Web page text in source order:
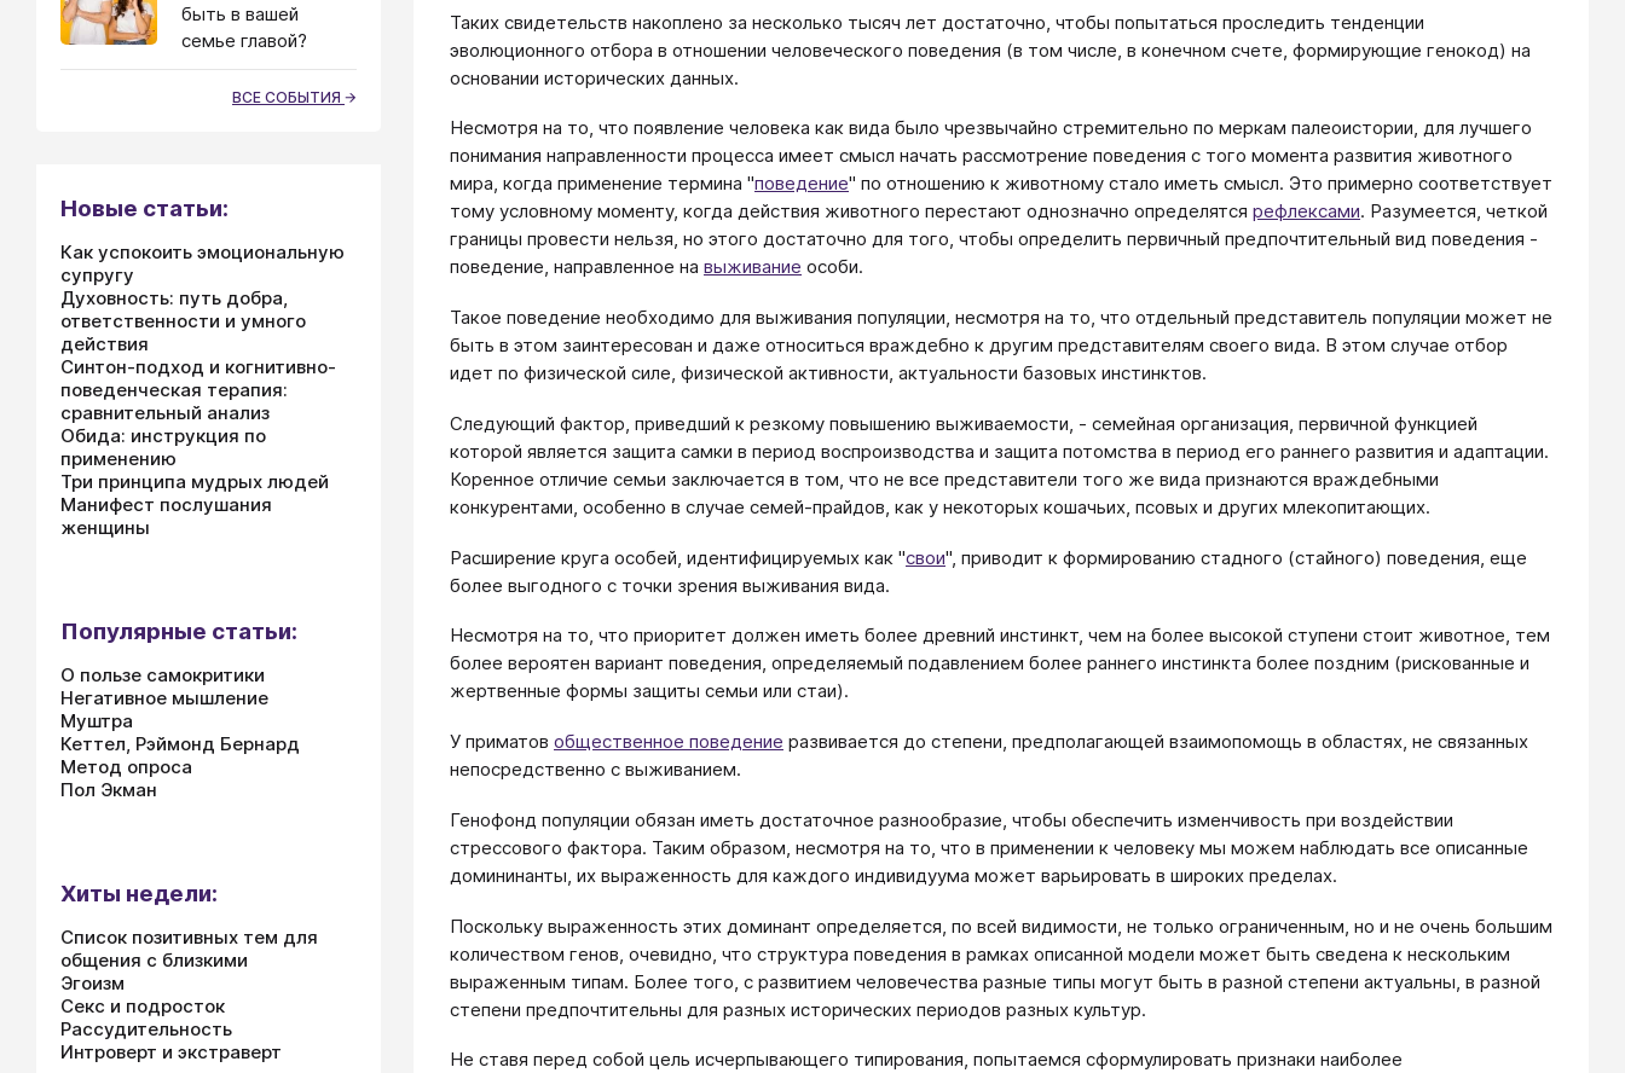
Таких свидетельств накоплено за несколько тысяч лет достаточно, чтобы попытаться проследить тенденции
эволюционного отбора в отношении человеческого поведения (в том числе, в конечном счете, формирующие генокод) на
основании исторических данных.
Несмотря на то, что появление человека как вида было чрезвычайно стремительно по меркам палеоистории, для лучшего
понимания направленности процесса имеет смысл начать рассмотрение поведения с того момента развития животного
мира, когда применение термина "поведение" по отношению к животному стало иметь смысл. Это примерно соответствует
тому условному моменту, когда действия животного перестают однозначно определятся рефлексами. Разумеется, четкой
границы провести нельзя, но этого достаточно для того, чтобы определить первичный предпочтительный вид поведения -
поведение, направленное на выживание особи.
Такое поведение необходимо для выживания популяции, несмотря на то, что отдельный представитель популяции может не
быть в этом заинтересован и даже относиться враждебно к другим представителям своего вида. В этом случае отбор
идет по физической силе, физической активности, актуальности базовых инстинктов.
Следующий фактор, приведший к резкому повышению выживаемости, - семейная организация, первичной функцией
которой является защита самки в период воспроизводства и защита потомства в период его раннего развития и адаптации.
Коренное отличие семьи заключается в том, что не все представители того же вида признаются враждебными
конкурентами, особенно в случае семей-прайдов, как у некоторых кошачьих, псовых и других млекопитающих.
Расширение круга особей, идентифицируемых как "свои", приводит к формированию стадного (стайного) поведения, еще
более выгодного с точки зрения выживания вида.
Несмотря на то, что приоритет должен иметь более древний инстинкт, чем на более высокой ступени стоит животное, тем
более вероятен вариант поведения, определяемый подавлением более раннего инстинкта более поздним (рискованные и
жертвенные формы защиты семьи или стаи).
У приматов общественное поведение развивается до степени, предполагающей взаимопомощь в областях, не связанных
непосредственно с выживанием.
Генофонд популяции обязан иметь достаточное разнообразие, чтобы обеспечить изменчивость при воздействии
стрессового фактора. Таким образом, несмотря на то, что в применении к человеку мы можем наблюдать все описанные
домининанты, их выраженность для каждого индивидуума может варьировать в широких пределах.
Поскольку выраженность этих доминант определяется, по всей видимости, не только ограниченным, но и не очень большим
количеством генов, очевидно, что структура поведения в рамках описанной модели может быть сведена к нескольким
выраженным типам. Более того, с развитием человечества разные типы могут быть в разной степени актуальны, в разной
степени предпочтительны для разных исторических периодов разных культур.
Не ставя перед собой цель исчерпывающего типирования, попытаемся сформулировать признаки наиболее
быть в вашей
семье главой?
ВСЕ СОБЫТИЯ
Новые статьи:
Как успокоить эмоциональную
супругу
Духовность: путь добра,
ответственности и умного
действия
Синтон-подход и когнитивно-
поведенческая терапия:
сравнительный анализ
Обида: инструкция по
применению
Три принципа мудрых людей
Манифест послушания
женщины
Популярные статьи:
О пользе самокритики
Негативное мышление
Муштра
Кеттел, Рэймонд Бернард
Метод опроса
Пол Экман
Хиты недели:
Список позитивных тем для
общения с близкими
Эгоизм
Секс и подросток
Рассудительность
Интроверт и экстраверт